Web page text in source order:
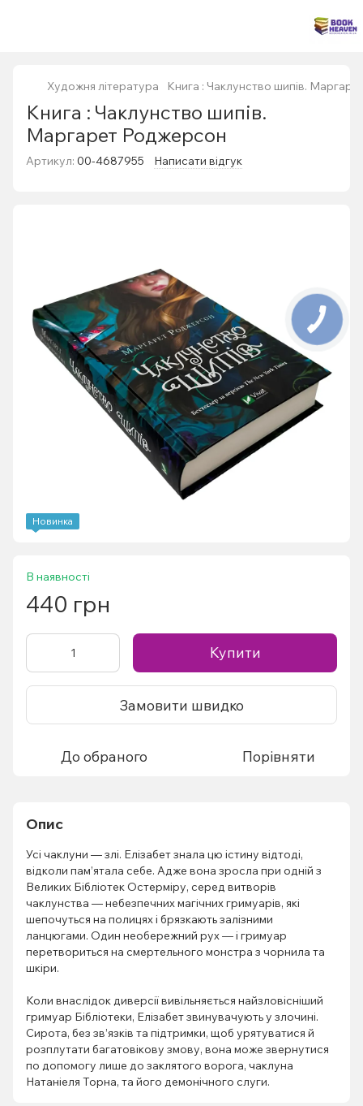
Художня література Книга : Чаклунство шипів.
Книга : Чаклунство шипів.
Маргарет Роджерсон
Артикул: 00-4687955 Написати відгук
Новинка
В наявності
440 грн
Купити
Замовити швидко
До обраного Порівняти
Опис
Усі чаклуни — злі. Елізабет знала цю істину відтоді,
відколи пам’ятала себе. Адже вона зросла при одній з
Великих Бібліотек Остерміру, серед витворів
чаклунства — небезпечних магічних гримуарів, які
шепочуться на полицях і брязкають залізними
ланцюгами. Один необережний рух — і гримуар
перетвориться на смертельного монстра з чорнила та
шкіри.
Коли внаслідок диверсії вивільняється найзловісніший
гримуар Бібліотеки, Елізабет звинувачують у злочині.
Сирота, без зв’язків та підтримки, щоб урятуватися й
розплутати багатовікову змову, вона може звернутися
по допомогу лише до заклятого ворога, чаклуна
Натаніеля Торна, та його демонічного слуги.